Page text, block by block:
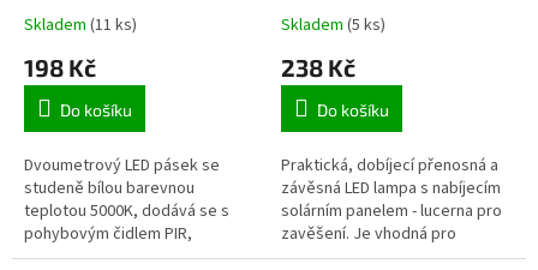
pásek s pohybovým
čidlem, napájení na
baterie 4xAAA
Skladem (11 ks)
198 Kč
Do košíku
Dvoumetrový LED pásek se
studeně bílou barevnou
teplotou 5000K, dodává se s
pohybovým čidlem PIR,
soumrakovým čidlem a
nabíjecí svítidlo z USB
zásuvky, solární panel
Skladem (5 ks)
238 Kč
Do košíku
Praktická, dobíjecí přenosná a
závěsná LED lampa s nabíjecím
solárním panelem - lucerna pro
zavěšení. Je vhodná pro
osvětlení venkovního posezení,